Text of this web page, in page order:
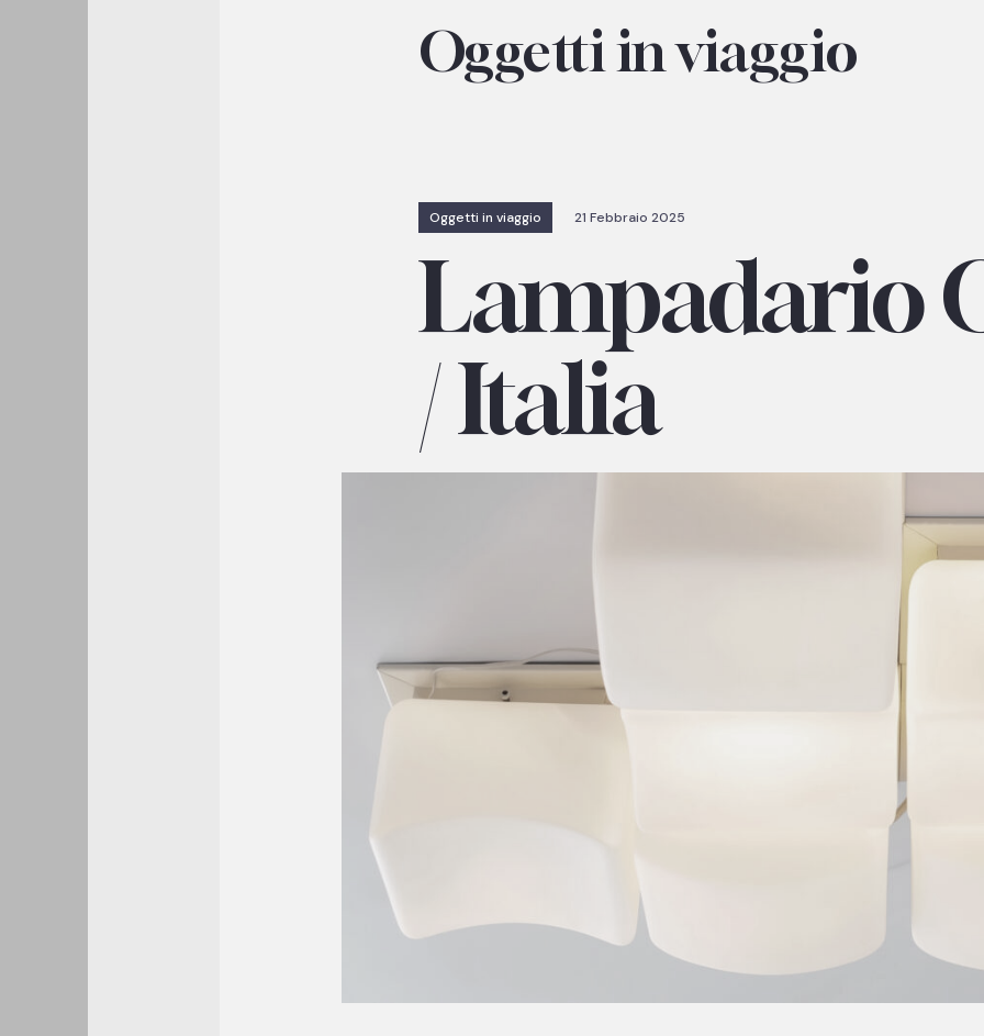
Oggetti in viaggio
Oggetti in viaggio 21 Febbraio 2025
Lampadario
/ Italia